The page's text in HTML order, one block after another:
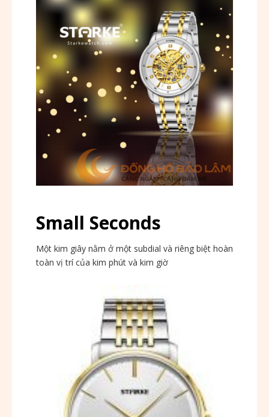
Small Seconds
Một kim giây nằm ở một subdial và riêng biệt hoàn
toàn vị trí của kim phút và kim giờ